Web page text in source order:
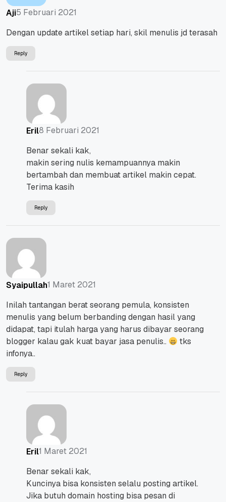
Aji5 Februari 2021
Dengan update artikel setiap hari, skil menulis jd terasah
Reply
Eril8 Februari 2021
Benar sekali kak,
makin sering nulis kemampuannya makin
bertambah dan membuat artikel makin cepat.
Terima kasih
Reply
Syaipullah1 Maret 2021
Inilah tantangan berat seorang pemula, konsisten
menulis yang belum berbanding dengan hasil yang
didapat, tapi itulah harga yang harus dibayar seorang
blogger kalau gak kuat bayar jasa penulis..
tks
infonya..
Reply
Eril1 Maret 2021
Benar sekali kak,
Kuncinya bisa konsisten selalu posting artikel.
Jika butuh domain hosting bisa pesan di